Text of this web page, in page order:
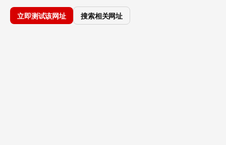
立即测试该网址 搜索相关网址